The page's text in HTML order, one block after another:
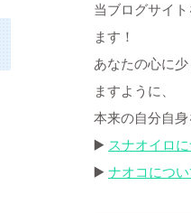
当ブログサイ
ます！
あなたの心に
ますように、
本来の自分自
▶️ スナオイロ
▶️ ナオコについ